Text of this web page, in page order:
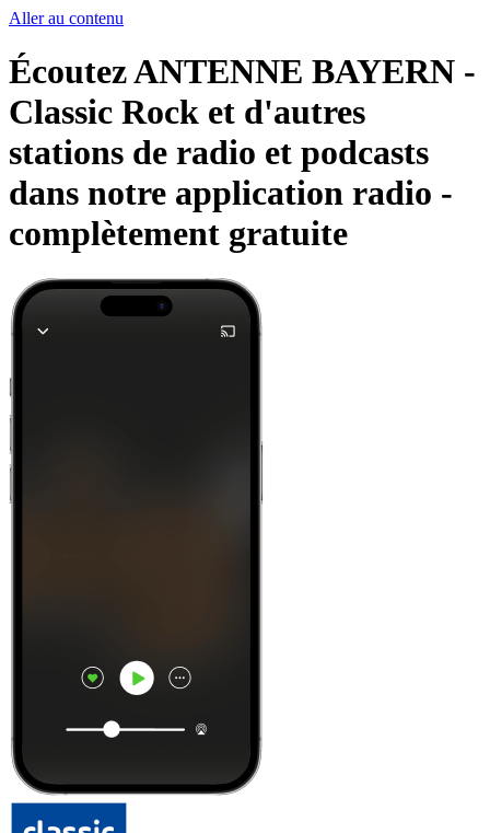
Aller au contenu
Écoutez ANTENNE BAYERN -
Classic Rock et d'autres
stations de radio et podcasts
dans notre application radio -
complètement gratuite